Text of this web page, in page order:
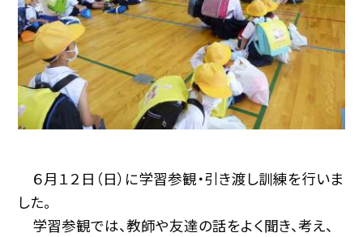
６月１２日（日）に学習参観・引き渡し訓練を行いま
した。
学習参観では、教師や友達の話をよく聞き、考え、